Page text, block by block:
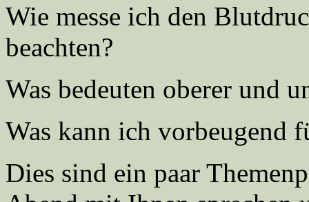
Wie messe ich den
beachten?
Was bedeuten oberer und
Was kann ich vorbeugend
Dies sind ein paar